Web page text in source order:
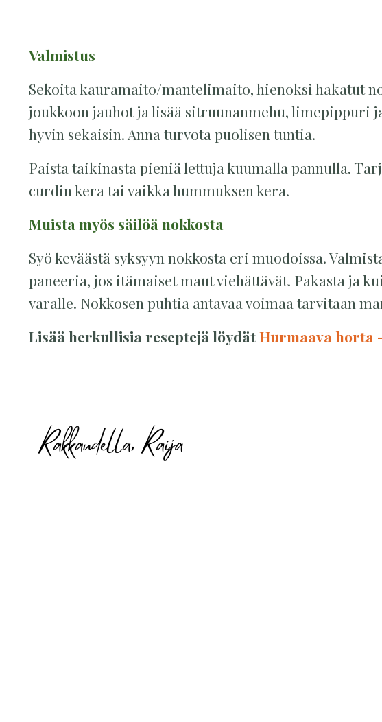
Valmistus
Sekoita kauramaito/mantelimaito, hienoksi hakatut
joukkoon jauhot ja lisää sitruunanmehu, limepippuri
hyvin sekaisin. Anna turvota puolisen tuntia.
Paista taikinasta pieniä lettuja kuumalla pannulla.
curdin kera tai vaikka hummuksen kera.
Muista myös säilöä nokkosta
Syö keväästä syksyyn nokkosta eri muodoissa.
paneeria, jos itämaiset maut viehättävät. Pakasta ja
varalle. Nokkosen puhtia antavaa voimaa tarvitaan
Lisää herkullisia reseptejä löydätHurmaava horta